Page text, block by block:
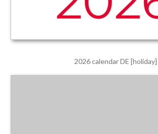
2026 calendar DE [holiday]